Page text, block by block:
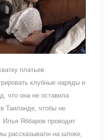
платьев
клубные наряды и
что она не оставила
Таиланде, чтобы не
Илья Яббаров проводит
рассказывали на шлоке,